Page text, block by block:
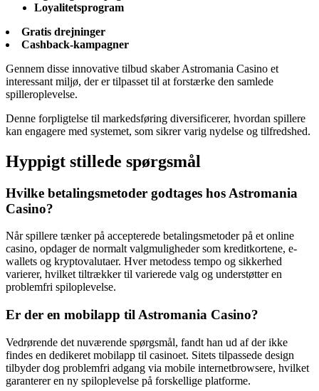
Loyalitetsprogram
Gratis drejninger
Cashback-kampagner
Gennem disse innovative tilbud skaber Astromania Casino et
interessant miljø, der er tilpasset til at forstærke den samlede
spilleroplevelse.
Denne forpligtelse til markedsføring diversificerer, hvordan spillere
kan engagere med systemet, som sikrer varig nydelse og tilfredshed.
Hyppigt stillede spørgsmål
Hvilke betalingsmetoder godtages hos Astromania
Casino?
Når spillere tænker på accepterede betalingsmetoder på et online
casino, opdager de normalt valgmuligheder som kreditkortene, e-
wallets og kryptovalutaer. Hver metodess tempo og sikkerhed
varierer, hvilket tiltrækker til varierede valg og understøtter en
problemfri spiloplevelse.
Er der en mobilapp til Astromania Casino?
Vedrørende det nuværende spørgsmål, fandt han ud af der ikke
findes en dedikeret mobilapp til casinoet. Sitets tilpassede design
tilbyder dog problemfri adgang via mobile internetbrowsere, hvilket
garanterer en ny spiloplevelse på forskellige platforme.